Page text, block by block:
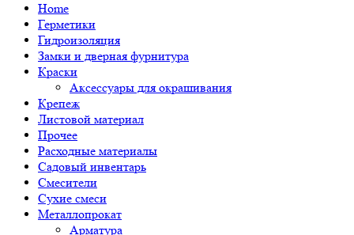
Home
Герметики
Гидроизоляция
Замки и дверная фурнитура
Краски
Аксессуары для окрашивания
Крепеж
Листовой материал
Прочее
Расходные материалы
Садовый инвентарь
Смесители
Сухие смеси
Металлопрокат
Арматура